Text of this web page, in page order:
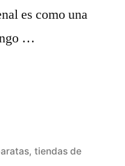
es como una
…
,tiendas de